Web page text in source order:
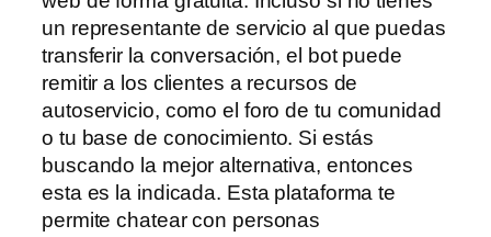
un representante de servicio al que puedas
transferir la conversación, el bot puede
remitir a los clientes a recursos de
autoservicio, como el foro de tu comunidad
o tu base de conocimiento. Si estás
buscando la mejor alternativa, entonces
esta es la indicada. Esta plataforma te
permite chatear con personas